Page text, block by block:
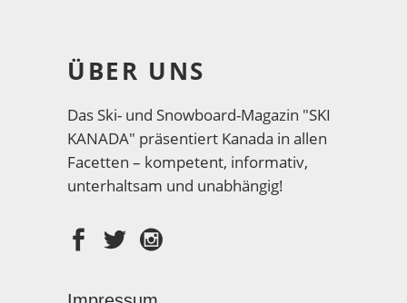
ÜBER UNS
Das Ski- und Snowboard-Magazin "SKI
KANADA" präsentiert Kanada in allen
Facetten – kompetent, informativ,
unterhaltsam und unabhängig!